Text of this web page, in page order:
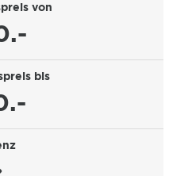
von
bis